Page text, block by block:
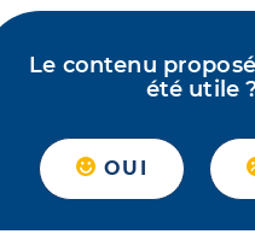
Le contenu
été utile
OUI